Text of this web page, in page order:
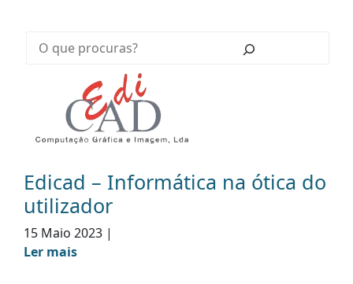
Edicad – Informática na ótica do
utilizador
15 Maio 2023 |
Ler mais